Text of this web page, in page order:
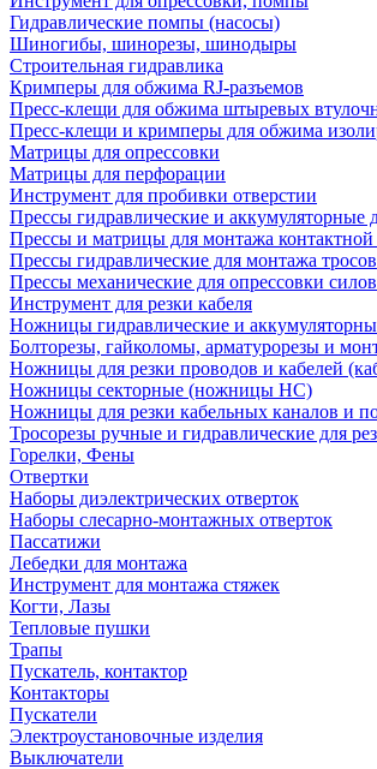
Гидравлические помпы (насосы)
Шиногибы, шинорезы, шинодыры
Строительная гидравлика
Кримперы для обжима RJ-разъемов
Пресс-клещи для обжима штыревых
Пресс-клещи и кримперы для обжима
Матрицы для опрессовки
Матрицы для перфорации
Инструмент для пробивки отверстии
Прессы гидравлические и аккумуляторные
Прессы и матрицы для монтажа
Прессы гидравлические для монтажа тросов
Прессы механические для опрессовки
Инструмент для резки кабеля
Ножницы гидравлические и
Болторезы, гайколомы, арматурорезы и
Ножницы для резки проводов и кабелей
Ножницы секторные (ножницы НС)
Ножницы для резки кабельных каналов и
Тросорезы ручные и гидравлические для
Горелки, Фены
Отвертки
Наборы диэлектрических отверток
Наборы слесарно-монтажных отверток
Пассатижи
Лебедки для монтажа
Инструмент для монтажа стяжек
Когти, Лазы
Тепловые пушки
Трапы
Пускатель, контактор
Контакторы
Пускатели
Электроустановочные изделия
Выключатели